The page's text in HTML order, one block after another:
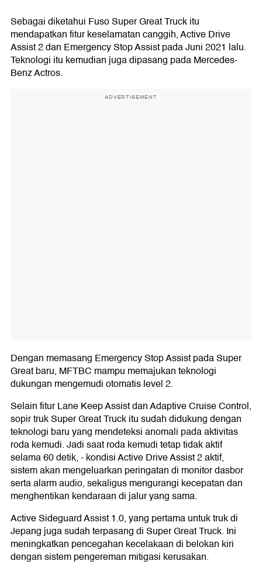
Sebagai diketahui Fuso Super Great Truck itu
mendapatkan fitur keselamatan canggih, Active Drive
Assist 2 dan Emergency Stop Assist pada Juni 2021 lalu.
Teknologi itu kemudian juga dipasang pada Mercedes-
Benz Actros.
ADVERTISEMENT
Dengan memasang Emergency Stop Assist pada Super
Great baru, MFTBC mampu memajukan teknologi
dukungan mengemudi otomatis level 2.
Selain fitur Lane Keep Assist dan Adaptive Cruise Control,
sopir truk Super Great Truck itu sudah didukung dengan
teknologi baru yang mendeteksi anomali pada aktivitas
roda kemudi. Jadi saat roda kemudi tetap tidak aktif
selama 60 detik, - kondisi Active Drive Assist 2 aktif,
sistem akan mengeluarkan peringatan di monitor dasbor
serta alarm audio, sekaligus mengurangi kecepatan dan
menghentikan kendaraan di jalur yang sama.
Active Sideguard Assist 1.0, yang pertama untuk truk di
Jepang juga sudah terpasang di Super Great Truck. Ini
meningkatkan pencegahan kecelakaan di belokan kiri
dengan sistem pengereman mitigasi kerusakan.